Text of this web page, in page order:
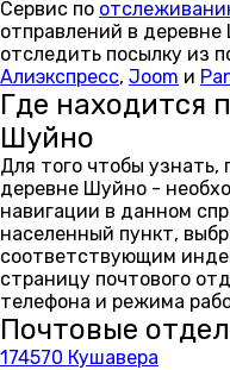
Сервис по
отправлений в
отследить посылку из
Алиэкспресс, Joom и
Где находится
Шуйно
Для того чтобы узнать,
деревне Шуйно -
навигации в данном
населенный пункт,
соответствующим
страницу почтового
телефона и режима
Почтовые
174570 Кушавера